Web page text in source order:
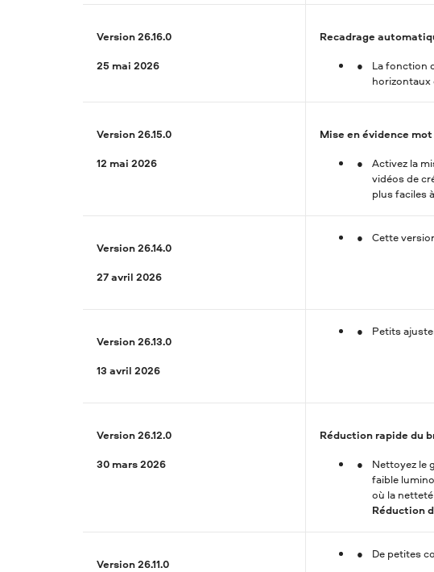
Version 26.16.0
25 mai 2026
Recadrage
La fonction
horizontaux
Version 26.15.0
12 mai 2026
Mise en évidence
Activez la
vidéos de
plus faciles
Version 26.14.0
27 avril 2026
Cette
Version 26.13.0
13 avril 2026
Petits
Version 26.12.0
30 mars 2026
Réduction rapide du
Nettoyez le
faible
où la
Réduction
Version 26.11.0
De petites